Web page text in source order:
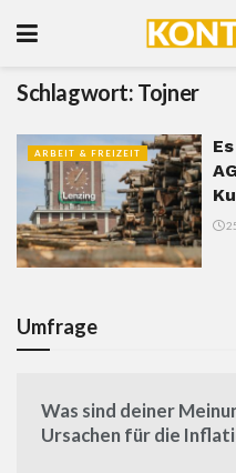
Schlagwort: Tojner
ARBEIT & FREIZEIT
Umfrage
Was sind deiner
Ursachen für die